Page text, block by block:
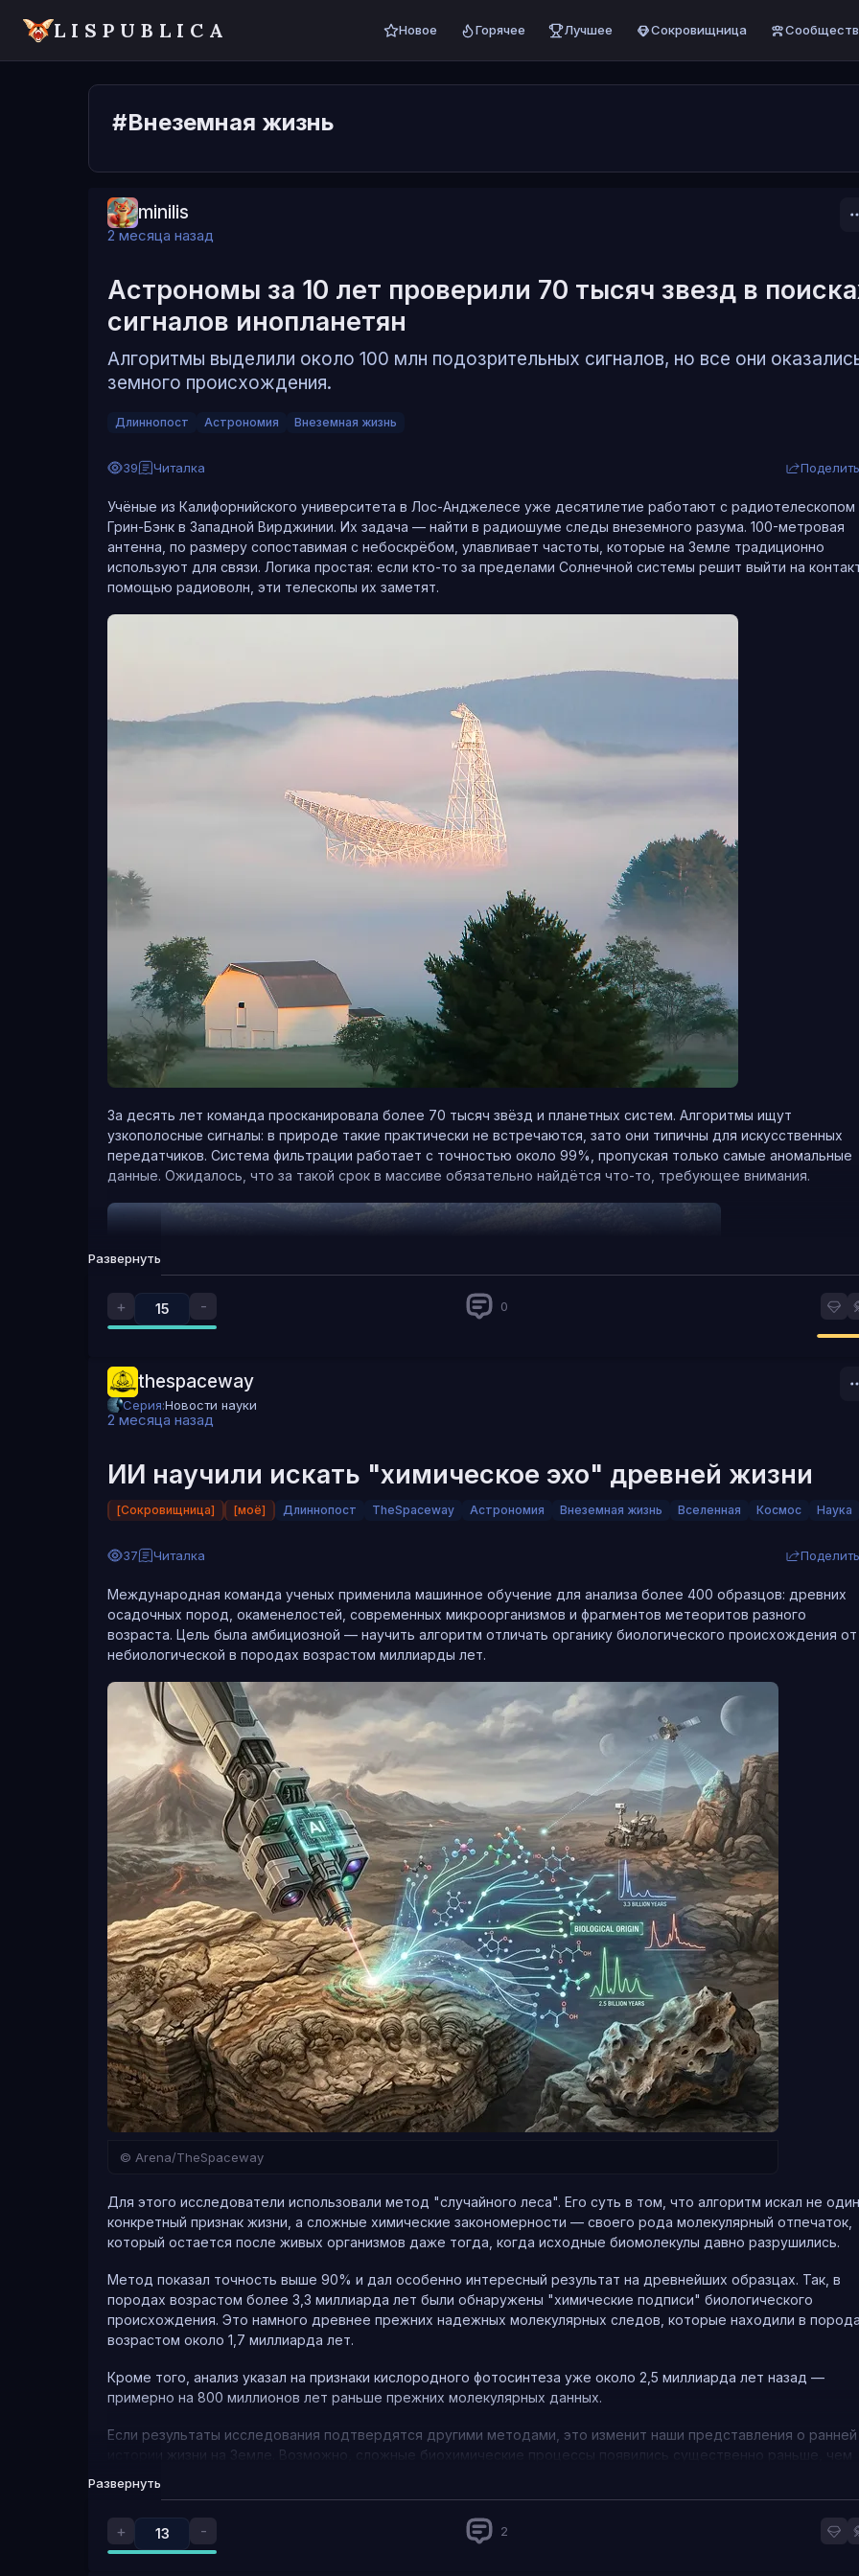
LISPUBLICA Новое Горячее Лучшее Сокровищница
#Внеземная жизнь
minilis
2 месяца назад
Астрономы за 10 лет проверили 70 тысяч звезд в
сигналов инопланетян
Алгоритмы выделили около 100 млн подозрительных сигналов, но все они
земного происхождения.
Длиннопост Астрономия Внеземная жизнь
39 Читалка
Учёные из Калифорнийского университета в Лос-Анджелесе уже десятилетие работают с радиотелескопом
Грин-Бэнк в Западной Вирджинии. Их задача — найти в радиошуме следы внеземного разума. 100-метровая
антенна, по размеру сопоставимая с небоскрёбом, улавливает частоты, которые на Земле традиционно
используют для связи. Логика простая: если кто-то за пределами Солнечной системы решит выйти на
помощью радиоволн, эти телескопы их заметят.
За десять лет команда просканировала более 70 тысяч звёзд и планетных систем. Алгоритмы ищут
узкополосные сигналы: в природе такие практически не встречаются, зато они типичны для искусственных
передатчиков. Система фильтрации работает с точностью около 99%, пропуская только самые аномальные
данные. Ожидалось, что за такой срок в массиве обязательно найдётся что-то, требующее внимания.
давали спутники, военные радары, сотовые вышки и даже бытовая техника. Нейросеть отсекла большинство
помех, оставшиеся 0,5% вручную проверили учёные и добровольцы. Результат однозначный: в прослушанном
объёме космоса искусственных радиосигналов другого происхождения нет.
Отрицательный результат — тоже научные данные. Они позволяют оценить верхнюю границу
световых лет. Это не доказывает их отсутствие. Возможно, цивилизации используют другие каналы связи, их
поиски можно вести более адресно.
Развернуть
+ 15 - 0
thespaceway
Серия:Новости науки
2 месяца назад
ИИ научили искать "химическое эхо" древней жизни
[Сокровищница] [моё] Длиннопост TheSpaceway Астрономия Внеземная жизнь Вселенная Космос Наука
37 Читалка
Международная команда ученых применила машинное обучение для анализа более 400 образцов: древних
осадочных пород, окаменелостей, современных микроорганизмов и фрагментов метеоритов разного
возраста. Цель была амбициозной — научить алгоритм отличать органику биологического происхождения от
небиологической в породах возрастом миллиарды лет.
© Arena/TheSpaceway
Для этого исследователи использовали метод "случайного леса". Его суть в том, что алгоритм искал не один
конкретный признак жизни, а сложные химические закономерности — своего рода молекулярный отпечаток,
который остается после живых организмов даже тогда, когда исходные биомолекулы давно разрушились.
Метод показал точность выше 90% и дал особенно интересный результат на древнейших образцах. Так, в
породах возрастом более 3,3 миллиарда лет были обнаружены "химические подписи" биологического
происхождения. Это намного древнее прежних надежных молекулярных следов, которые находили в
возрастом около 1,7 миллиарда лет.
Кроме того, анализ указал на признаки кислородного фотосинтеза уже около 2,5 миллиарда лет назад —
примерно на 800 миллионов лет раньше прежних молекулярных данных.
Если результаты исследования подтвердятся другими методами, это изменит наши представления о ранней
истории жизни на Земле. Возможно, сложные биохимические процессы появились существенно раньше, чем
Развернуть
+ 13 - 2